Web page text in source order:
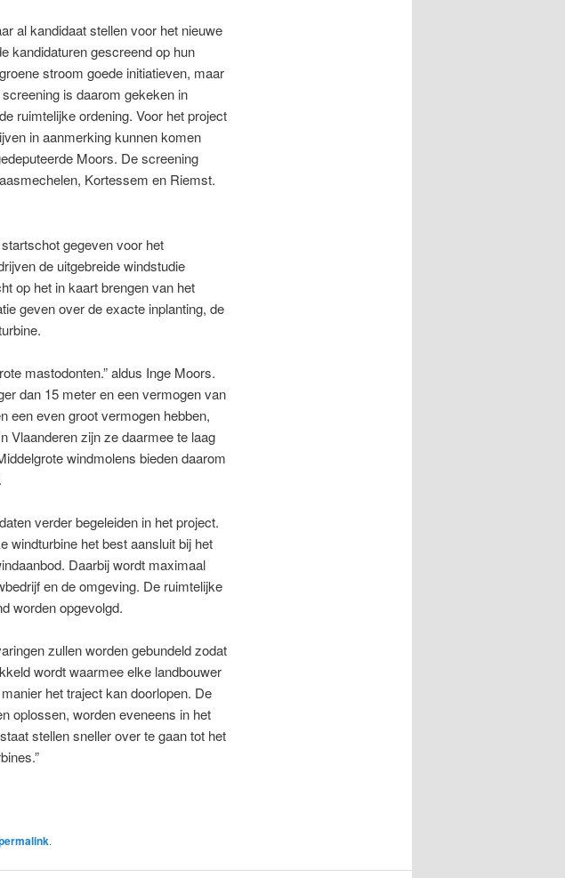
al kandidaat stellen voor het nieuwe
kandidaturen gescreend op hun
stroom goede initiatieven, maar
is daarom gekeken in
ruimtelijke ordening. Voor het project
in aanmerking kunnen komen
Moors. De screening
Kortessem en Riemst.
gegeven voor het
de uitgebreide windstudie
op het in kaart brengen van het
geven over de exacte inplanting, de
mastodonten.” aldus Inge Moors.
dan 15 meter en een vermogen van
een even groot vermogen hebben,
Vlaanderen zijn ze daarmee te laag
windmolens bieden daarom
verder begeleiden in het project.
windturbine het best aansluit bij het
Daarbij wordt maximaal
en de omgeving. De ruimtelijke
worden opgevolgd.
zullen worden gebundeld zodat
wordt waarmee elke landbouwer
het traject kan doorlopen. De
oplossen, worden eveneens in het
stellen sneller over te gaan tot het
.